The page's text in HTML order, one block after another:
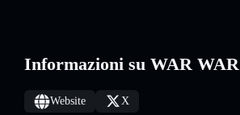
Informazioni su WAR WAR
Website X